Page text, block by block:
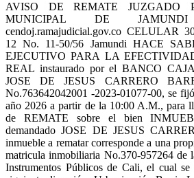
AVISO DE REMATE JUZGADO
MUNICIPAL DE JAMUNDI
cendoj.ramajudicial.gov.co CELULAR
12 No. 11-50/56 Jamundi HACE
EJECUTIVO PARA LA
REAL instaurado por el BANCO
JOSE DE JESUS CARRERO
No.763642042001 -2023-01077-00, se
año 2026 a partir de la 10:00 A.M., para
de REMATE sobre el bien
demandado JOSE DE JESUS
inmueble a rematar corresponde a una
matricula inmobiliaria No.370-957264 de
Instrumentos Públicos de Cali, el cual se